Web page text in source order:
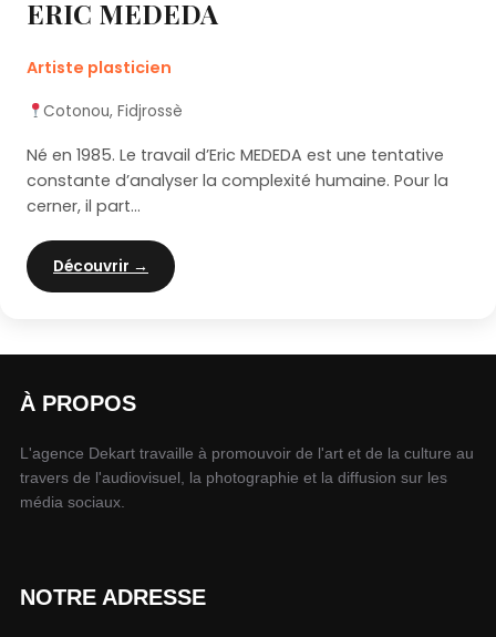
ERIC MEDEDA
Artiste plasticien
Cotonou, Fidjrossè
Né en 1985. Le travail d’Eric MEDEDA est une tentative
constante d’analyser la complexité humaine. Pour la
cerner, il part...
Découvrir →
À PROPOS
L'agence Dekart travaille à promouvoir de l'art et de la culture au
travers de l'audiovisuel, la photographie et la diffusion sur les
média sociaux.
NOTRE ADRESSE